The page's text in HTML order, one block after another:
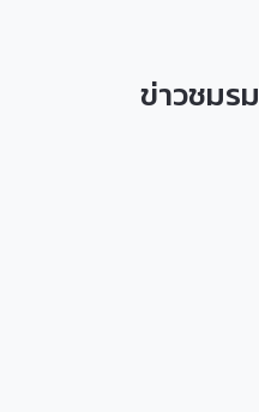
ข่าวชมรม